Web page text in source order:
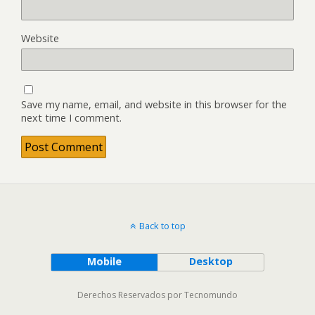
Website
Save my name, email, and website in this browser for the
next time I comment.
Back to top
Mobile Desktop
Derechos Reservados por Tecnomundo